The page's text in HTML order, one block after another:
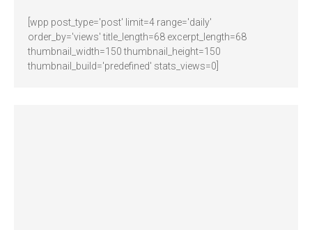
[wpp post_type='post' limit=4 range='daily'
order_by='views' title_length=68 excerpt_length=68
thumbnail_width=150 thumbnail_height=150
thumbnail_build='predefined' stats_views=0]